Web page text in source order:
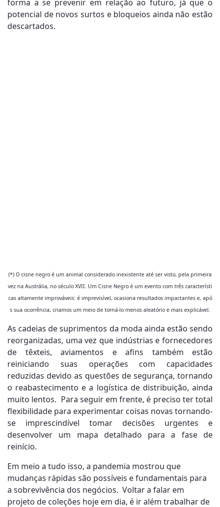
forma a se prevenir em relação ao futuro, já que o
potencial de novos surtos e bloqueios ainda não estão
descartados.
(*) O cisne negro é um animal considerado inexistente até ser visto, pela primeira
vez na Austrália, no século XVII. Um Cisne Negro é um evento com três característi
cas altamente improváveis: é imprevisível, ocasiona resultados impactantes e, apó
s sua ocorrência, criamos um meio de torná-lo menos aleatório e mais explicável.
As cadeias de suprimentos da moda ainda estão sendo
reorganizadas, uma vez que indústrias e fornecedores
de têxteis, aviamentos e afins também estão
reiniciando suas operações com capacidades
reduzidas devido as questões de segurança, tornando
o reabastecimento e a logística de distribuição, ainda
muito lentos. Para seguir em frente, é preciso ter total
flexibilidade para experimentar coisas novas tornando-
se imprescindível tomar decisões urgentes e
desenvolver um mapa detalhado para a fase de
reinício.
Em meio a tudo isso, a pandemia mostrou que
mudanças rápidas são possíveis e fundamentais para
a sobrevivência dos negócios. Voltar a falar em
projeto de coleções hoje em dia, é ir além trabalhar de